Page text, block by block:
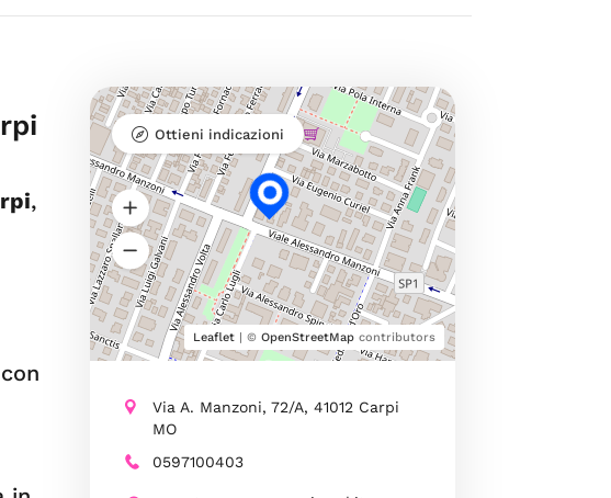
,
Leaflet| © OpenStreetMapcontributors
Ottieni indicazioni
Via A. Manzoni, 72/A, 41012 Carpi
MO
0597100403